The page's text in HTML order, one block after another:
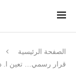
الصفحة الرئيسية
قرار رسمي… تعين ا. د.